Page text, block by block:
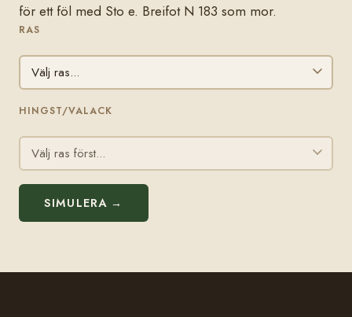
för ett föl med Sto e. Breifot N 183 som mor.
RAS
HINGST/VALACK
SIMULERA →